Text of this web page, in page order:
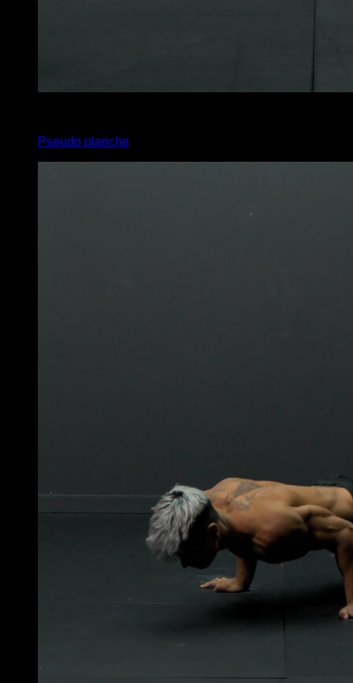
Pseudo planche